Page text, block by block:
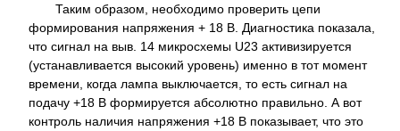
Таким образом, необходимо проверить цепи
формирования напряжения + 18 В. Диагностика показала,
что сигнал на выв. 14 микросхемы U23 активизируется
(устанавливается высокий уровень) именно в тот момент
времени, когда лампа выключается, то есть сигнал на
подачу +18 В формируется абсолютно правильно. А вот
контроль наличия напряжения +18 В показывает, что это